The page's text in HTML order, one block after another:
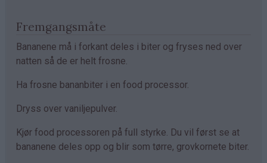
Fremgangsmåte
Bananene må i forkant deles i biter og fryses ned over
natten så de er helt frosne.
Ha frosne bananbiter i en food processor.
Dryss over vaniljepulver.
Kjør food processoren på full styrke. Du vil først se at
bananene deles opp og blir som tørre, grovkornete biter.